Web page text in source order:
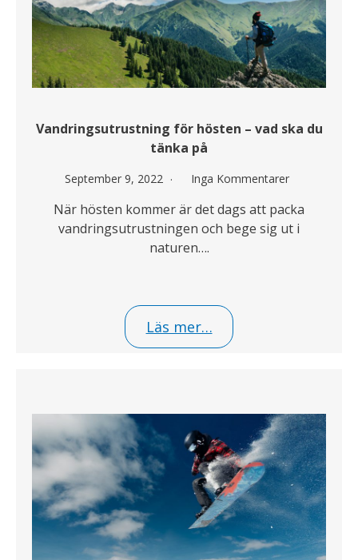
Vandringsutrustning för hösten – vad ska du
tänka på
September 9, 2022 Inga Kommentarer
När hösten kommer är det dags att packa
vandringsutrustningen och bege sig ut i
naturen….
Läs mer…